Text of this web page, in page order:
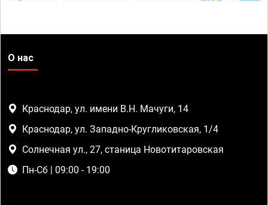
О нас
Краснодар, ул. имени В.Н. Мачуги, 14
Краснодар, ул. Западно-Кругликовская, 1/4
Солнечная ул., 27, станица Новотитаровская
Пн-Сб | 09:00 - 19:00